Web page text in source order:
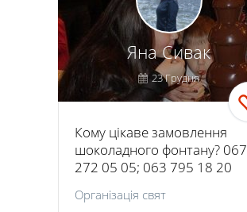
Яна Сивак
23 Грудня
Кому цiкаве замовлення
шоколадного фонтану? 067
272 05 05; 063 795 18 20
Організація свят